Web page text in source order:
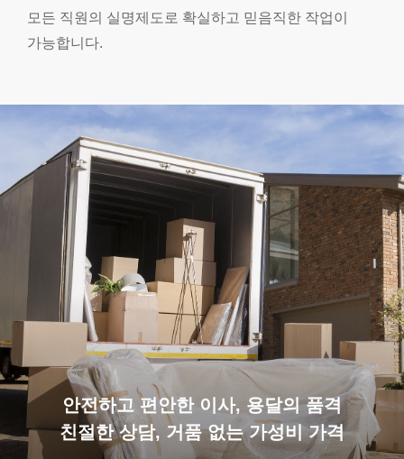
모든 직원의 실명제도로 확실하고 믿음직한 작업이
가능합니다.
안전하고 편안한 이사, 용달의 품격
친절한 상담, 거품 없는 가성비 가격